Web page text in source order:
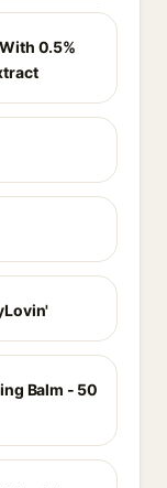
0.5%
Balm - 50